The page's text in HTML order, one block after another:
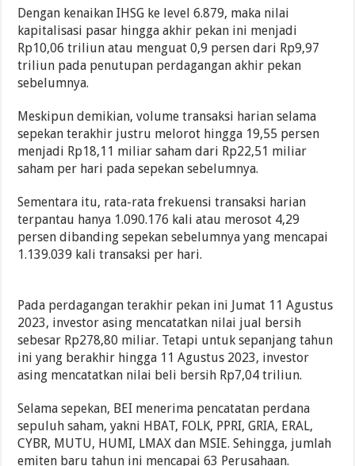
Dengan kenaikan IHSG ke level 6.879, maka nilai
kapitalisasi pasar hingga akhir pekan ini menjadi
Rp10,06 triliun atau menguat 0,9 persen dari Rp9,97
triliun pada penutupan perdagangan akhir pekan
sebelumnya.
Meskipun demikian, volume transaksi harian selama
sepekan terakhir justru melorot hingga 19,55 persen
menjadi Rp18,11 miliar saham dari Rp22,51 miliar
saham per hari pada sepekan sebelumnya.
Sementara itu, rata-rata frekuensi transaksi harian
terpantau hanya 1.090.176 kali atau merosot 4,29
persen dibanding sepekan sebelumnya yang mencapai
1.139.039 kali transaksi per hari.
Pada perdagangan terakhir pekan ini Jumat 11 Agustus
2023, investor asing mencatatkan nilai jual bersih
sebesar Rp278,80 miliar. Tetapi untuk sepanjang tahun
ini yang berakhir hingga 11 Agustus 2023, investor
asing mencatatkan nilai beli bersih Rp7,04 triliun.
Selama sepekan, BEI menerima pencatatan perdana
sepuluh saham, yakni HBAT, FOLK, PPRI, GRIA, ERAL,
CYBR, MUTU, HUMI, LMAX dan MSIE. Sehingga, jumlah
emiten baru tahun ini mencapai 63 Perusahaan.